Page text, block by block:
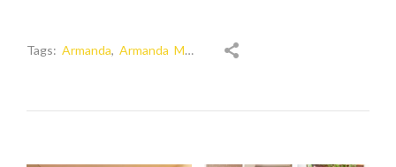
Tags: Armanda, Armanda Móveis decor